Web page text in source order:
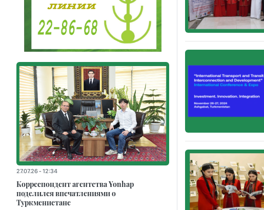
27.07.26 - 12:34
Корреспондент агентства Yonhap
поделился впечатлениями о
Туркменистане